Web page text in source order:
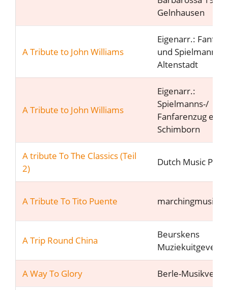
Gelnhausen
A Tribute to John Williams
Eigenarr.:
und
Altenstadt
A Tribute to John Williams
Eigenarr.:
Spielmanns-/
Fanfarenzug e.V.
Schimborn
A tribute To The Classics (Teil
2)
Dutch Music
A Tribute To Tito Puente
A Trip Round China
Beurskens
Muziekuitgeveij
A Way To Glory Berle-